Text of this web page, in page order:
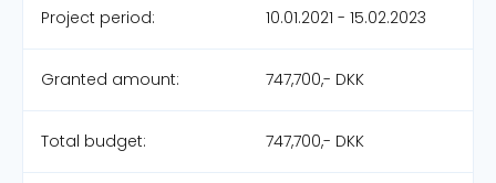
Project period: 10.01.2021 - 15.02.2023
Granted amount: 747,700,- DKK
Total budget: 747,700,- DKK